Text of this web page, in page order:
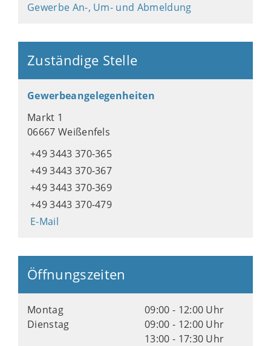
Gewerbe An-, Um- und Abmeldung
Zuständige Stelle
Gewerbeangelegenheiten
Markt 1
06667 Weißenfels
+49 3443 370-365
+49 3443 370-367
+49 3443 370-369
+49 3443 370-479
E-Mail
Öffnungszeiten
Montag
09:00 - 12:00 Uhr
Dienstag
09:00 - 12:00 Uhr
13:00 - 17:30 Uhr